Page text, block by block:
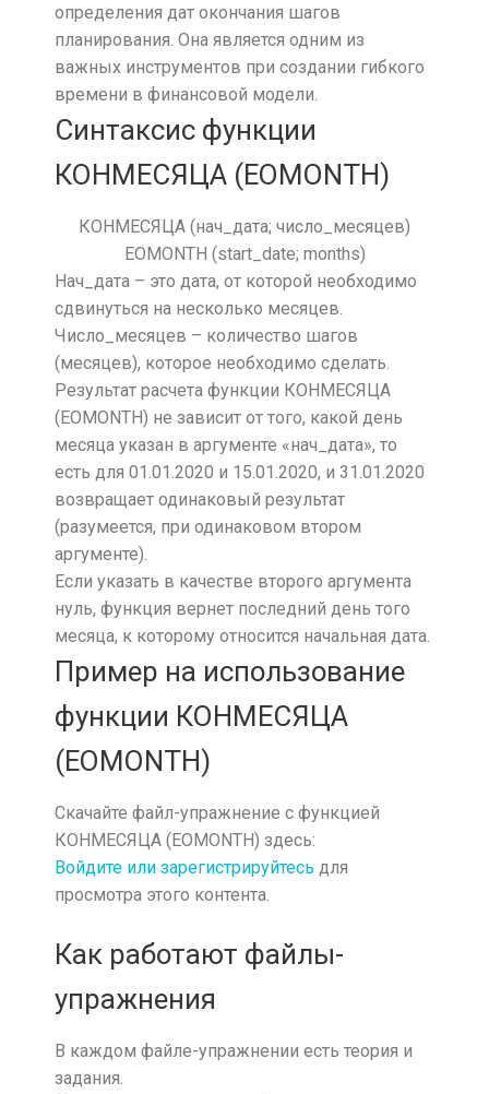
определения дат окончания шагов
планирования. Она является одним из
важных инструментов при создании гибкого
времени в финансовой модели.
Синтаксис функции
КОНМЕСЯЦА (EOMONTH)
КОНМЕСЯЦА (нач_дата; число_месяцев)
EOMONTH (start_date; months)
Нач_дата – это дата, от которой необходимо
сдвинуться на несколько месяцев.
Число_месяцев – количество шагов
(месяцев), которое необходимо сделать.
Результат расчета функции КОНМЕСЯЦА
(EOMONTH) не зависит от того, какой день
месяца указан в аргументе «нач_дата», то
есть для 01.01.2020 и 15.01.2020, и 31.01.2020
возвращает одинаковый результат
(разумеется, при одинаковом втором
аргументе).
Если указать в качестве второго аргумента
нуль, функция вернет последний день того
месяца, к которому относится начальная дата.
Пример на использование
функции КОНМЕСЯЦА
(EOMONTH)
Скачайте файл-упражнение с функцией
КОНМЕСЯЦА (EOMONTH) здесь:
Войдите или зарегистрируйтесь для
просмотра этого контента.
Как работают файлы-
упражнения
В каждом файле-упражнении есть теория и
задания.